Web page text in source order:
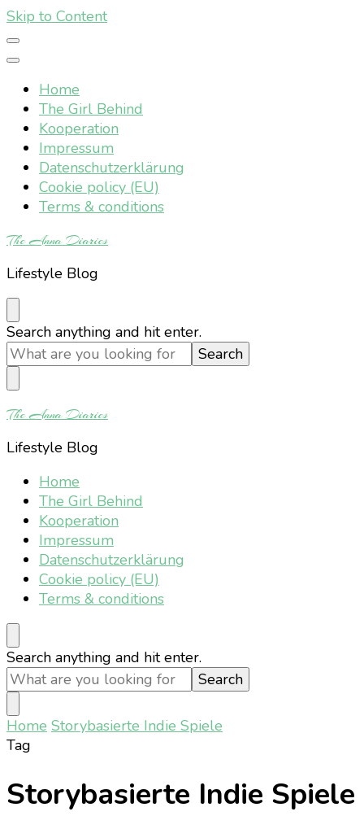
Skip to Content
Home
The Girl Behind
Kooperation
Impressum
Datenschutzerklärung
Cookie policy (EU)
Terms & conditions
The Anna Diaries
Lifestyle Blog
Looking
for
Something?
Search anything and hit enter.
The Anna Diaries
Lifestyle Blog
Home
The Girl Behind
Kooperation
Impressum
Datenschutzerklärung
Cookie policy (EU)
Terms & conditions
Looking
for
Something?
Search anything and hit enter.
Home Storybasierte Indie Spiele
Tag
Storybasierte Indie Spiele